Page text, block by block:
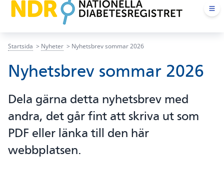
Startsida Nyheter Nyhetsbrev sommar 2026
Nyhetsbrev sommar 2026
Dela gärna detta nyhetsbrev med
andra, det går fint att skriva ut som
PDF eller länka till den här
webbplatsen.